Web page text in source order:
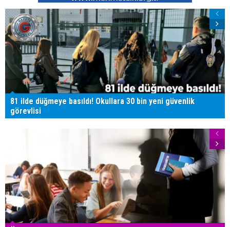
81 ilde düğmeye basıldı! Okullara 30 bin yeni güvenlik
görevlisi